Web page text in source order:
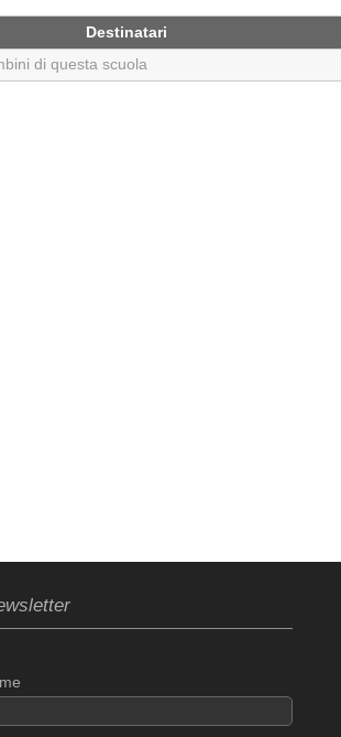
Destinatari
di questa scuola